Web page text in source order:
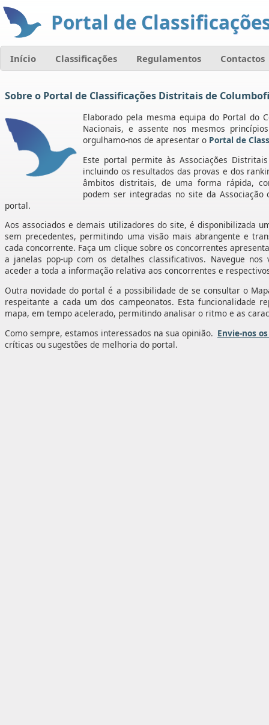
Portal de
Início Classificações Regulamentos Contactos
Sobre o Portal de Classificações Distritais de
Elaborado pela mesma equipa do Portal do
Nacionais, e assente nos mesmos
orgulhamo-nos de apresentar o Portal de
Este portal permite às Associações
incluindo os resultados das provas e dos
âmbitos distritais, de uma forma rápida,
podem ser integradas no site da
portal.
Aos associados e demais utilizadores do site, é disponibilizada
sem precedentes, permitindo uma visão mais abrangente e
cada concorrente. Faça um clique sobre os concorrentes
a janelas pop-up com os detalhes classificativos. Navegue
aceder a toda a informação relativa aos concorrentes e
Outra novidade do portal é a possibilidade de se consultar o
respeitante a cada um dos campeonatos. Esta funcionalidade
mapa, em tempo acelerado, permitindo analisar o ritmo e as
Como sempre, estamos interessados na sua opinião. Envie-nos
críticas ou sugestões de melhoria do portal.